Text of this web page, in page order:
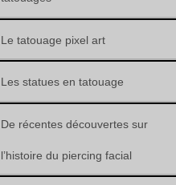
Le tatouage pixel art
Les statues en tatouage
De récentes découvertes sur
l’histoire du piercing facial